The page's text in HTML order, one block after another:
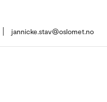
jannicke.stav@oslomet.no